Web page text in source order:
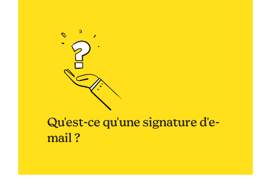
Qu'est-ce qu'une signature d'e-
mail ?